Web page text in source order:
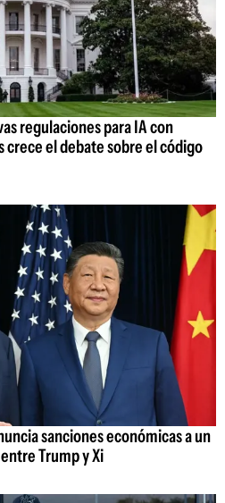
regulaciones para IA con
el debate sobre el código
sanciones económicas a un
Trump y Xi